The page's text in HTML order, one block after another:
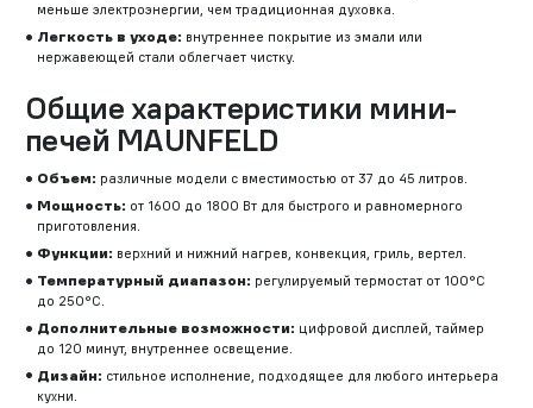
меньше электроэнергии, чем традиционная духовка.
Легкость в уходе: внутреннее покрытие из эмали или
нержавеющей стали облегчает чистку.
Общие характеристики мини-
печей MAUNFELD
Объем: различные модели с вместимостью от 37 до 45 литров.
Мощность: от 1600 до 1800 Вт для быстрого и равномерного
приготовления.
Функции: верхний и нижний нагрев, конвекция, гриль, вертел.
Температурный диапазон: регулируемый термостат от 100°C
до 250°C.
Дополнительные возможности: цифровой дисплей, таймер
до 120 минут, внутреннее освещение.
Дизайн: стильное исполнение, подходящее для любого интерьера
кухни.